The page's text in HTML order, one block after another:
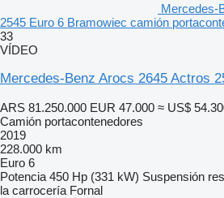
Mercedes-
2545 Euro 6 Bramowiec camión
33
VÍDEO
Mercedes-Benz Arocs 2645 Actros
ARS 81.250.000 EUR 47.000 ≈ US$
Camión portacontenedores
2019
228.000 km
Euro 6
Potencia 450 Hp (331 kW) Suspensión
la carrocería Fornal